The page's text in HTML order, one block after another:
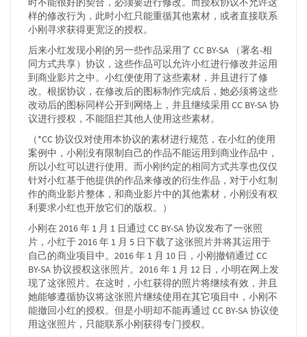
样的修改行为，此时小红只能重循其他素材，或者直接联系
小刚寻求获得更宽泛的授权。
后来小红发现小刚的另一些作品采用了 CC BY-SA （署名-相
同方式共享）协议，这些作品可以允许小红进行修改并运用
到商业影片之中。小红便使用了这些素材，并且进行了修
改。根据协议，在修改后的图标制作完成后，她必须将这些
改动后的图标同样公开到网络上，并且继续采用 CC BY-SA 协
议进行授权，不能阻拦其他人使用这些素材。
（*CC 协议仅对使用本协议的素材进行规范，在小红的使用
案例中，小刚没有限制自己的作品不能运用到商业作品中，
所以小红可以进行使用。而小刚约定的相同方式共享也仅仅
针对小红基于他提供的作品来修改的衍生作品，对于小红制
作的商业影片整体，和商业影片中的其他素材，小刚没有权
利要求小红也开放它们的版权。）
小刚在 2016 年 1 月 1 日通过 CC BY-SA 协议发布了一张照
片，小红于 2016 年 1 月 5 日下载了这张照片并将其运用于
自己的商业项目中。2016 年 1 月 10 日，小刚撤销通过 CC
BY-SA 协议授权这张照片。2016 年 1 月 12 日，小明在网上发
现了这张照片。在这时，小红获得的照片将继续有效，并且
她能够遵循协议将这张照片继续使用在其它项目中，小刚不
能撤回小红的授权。但是小明却不能再通过 CC BY-SA 协议使
用这张照片，只能联系小刚获得专门授权。